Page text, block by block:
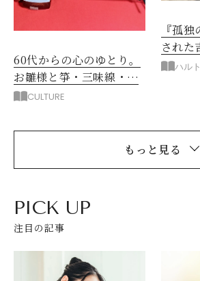
60代からの心のゆとり。
お雛様と箏・三味線・ハ
ープが奏でる春の調べ
CULTURE
『孤
された
どる！
ハル
もっと見る
PICK UP
注目の記事